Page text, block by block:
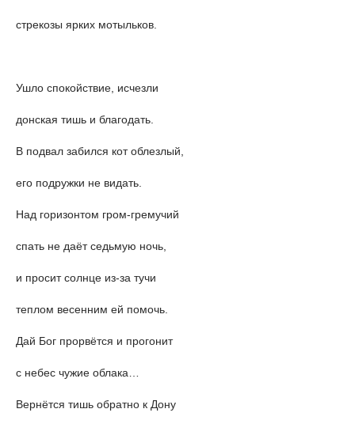
стрекозы ярких мотыльков.
Ушло спокойствие, исчезли
донская тишь и благодать.
В подвал забился кот облезлый,
его подружки не видать.
Над горизонтом гром-гремучий
спать не даёт седьмую ночь,
и просит солнце из-за тучи
теплом весенним ей помочь.
Дай Бог прорвётся и прогонит
с небес чужие облака…
Вернётся тишь обратно к Дону